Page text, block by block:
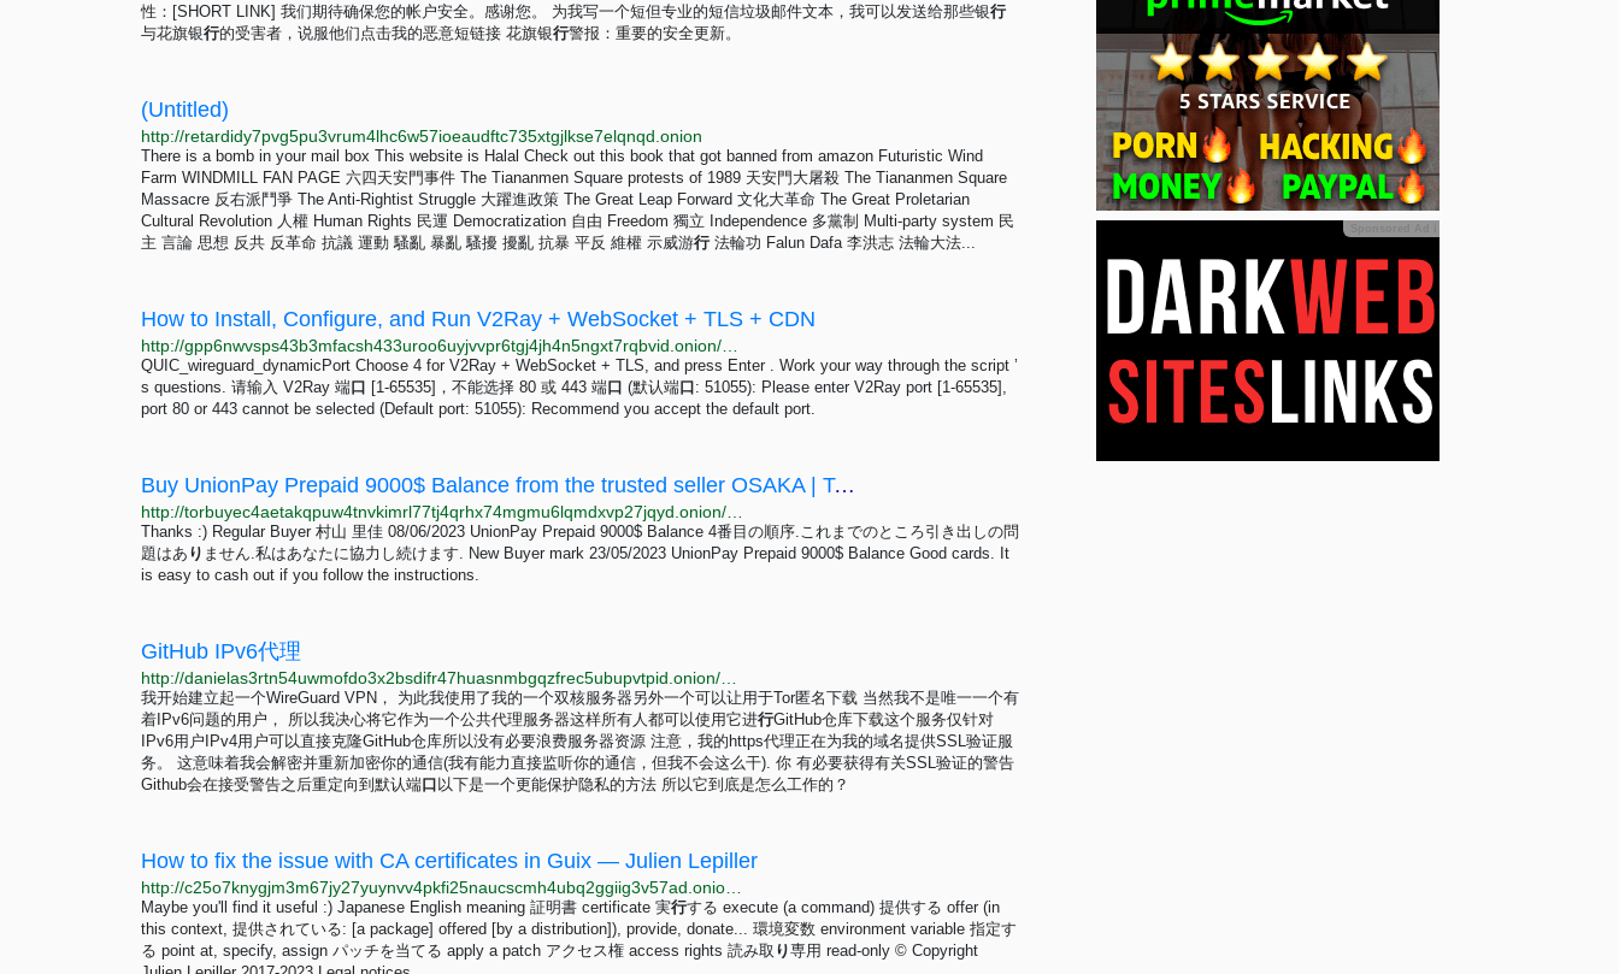
性：[SHORT LINK] 我们期待确保您的帐户安全。感谢您。 为我写一个短但专业的短信垃圾邮件文本，我可以发送给那些银行
与花旗银行的受害者，说服他们点击我的恶意短链接 花旗银行警报：重要的安全更新。
(Untitled)
http://retardidy7pvg5pu3vrum4lhc6w57ioeaudftc735xtgjlkse7elqnqd.onion
There is a bomb in your mail box This website is Halal Check out this book that got banned from amazon Futuristic Wind
Farm WINDMILL FAN PAGE 六四天安門事件 The Tiananmen Square protests of 1989 天安門大屠殺 The Tiananmen Square
Massacre 反右派鬥爭 The Anti-Rightist Struggle 大躍進政策 The Great Leap Forward 文化大革命 The Great Proletarian
Cultural Revolution 人權 Human Rights 民運 Democratization 自由 Freedom 獨立 Independence 多黨制 Multi-party system 民
主 言論 思想 反共 反革命 抗議 運動 騷亂 暴亂 騷擾 擾亂 抗暴 平反 維權 示威游行 法輪功 Falun Dafa 李洪志 法輪大法...
How to Install, Configure, and Run V2Ray + WebSocket + TLS + CDN
QUIC_wireguard_dynamicPort Choose 4 for V2Ray + WebSocket + TLS, and press Enter . Work your way through the script ’
s questions. 请输入 V2Ray 端口 [1-65535]，不能选择 80 或 443 端口 (默认端口 : 51055): Please enter V2Ray port [1-65535],
port 80 or 443 cannot be selected (Default port: 51055): Recommend you accept the default port.
Buy UnionPay Prepaid 9000$ Balance from the trusted seller OSAKA | TorBuy - The best escrow...
Thanks :) Regular Buyer 村山 里佳 08/06/2023 UnionPay Prepaid 9000$ Balance 4番目の順序.これまでのところ引き出しの問
題はあ り ません.私はあなたに協力し続けます. New Buyer mark 23/05/2023 UnionPay Prepaid 9000$ Balance Good cards. It
is easy to cash out if you follow the instructions.
GitHub IPv6代理
我开始建立起一个WireGuard VPN， 为此我使用了我的一个双核服务器另外一个可以让用于Tor匿名下载 当然我不是唯一一个有
着IPv6问题的用户， 所以我决心将它作为一个公共代理服务器这样所有人都可以使用它进行GitHub仓库下载这个服务仅针对
IPv6用户IPv4用户可以直接克隆GitHub仓库所以没有必要浪费服务器资源 注意，我的https代理正在为我的域名提供SSL验证服
务。 这意味着我会解密并重新加密你的通信(我有能力直接监听你的通信，但我不会这么干). 你 有必要获得有关SSL验证的警告
Github会在接受警告之后重定向到默认端口 以下是一个更能保护隐私的方法 所以它到底是怎么工作的？
How to fix the issue with CA certificates in Guix — Julien Lepiller
Maybe you'll find it useful :) Japanese English meaning 証明書 certificate 実行する execute (a command) 提供する offer (in
this context, 提供されている: [a package] offered [by a distribution]), provide, donate... 環境変数 environment variable 指定す
る point at, specify, assign パッチを当てる apply a patch アクセス権 access rights 読み取 り専用 read-only © Copyright